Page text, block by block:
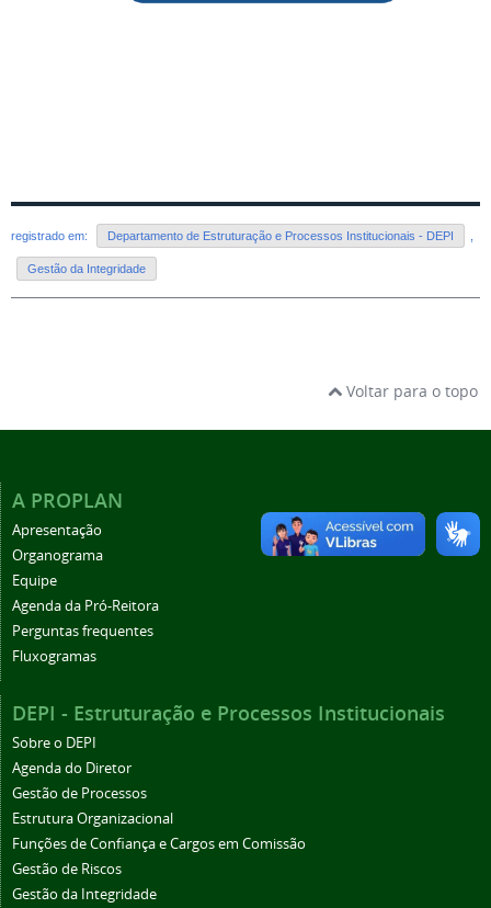
registrado em: Departamento de Estruturação e Processos Institucionais - DEPI
Gestão da Integridade
Voltar para o topo
A PROPLAN
Apresentação
Organograma
Equipe
Agenda da Pró-Reitora
Perguntas frequentes
Fluxogramas
DEPI - Estruturação e Processos Institucionais
Sobre o DEPI
Agenda do Diretor
Gestão de Processos
Estrutura Organizacional
Funções de Confiança e Cargos em Comissão
Gestão de Riscos
Gestão da Integridade